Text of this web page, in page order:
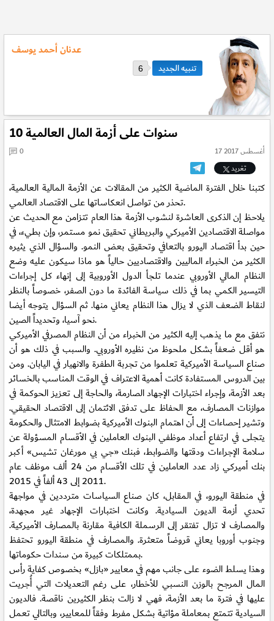
عدنان أحمد يوسف
6
10 سنوات على أزمة المال العالمية
17 أغسطس 2017
0
تغريد
كتبنا خلال الفترة الماضية الكثير من المقالات عن الأزمة المالية العالمية،
تحذر من تواصل انعكاساتها على الاقتصاد العالمي.
يلاحظ إن الذكرى العاشرة لنشوب الأزمة هذا العام تتزامن مع الحديث عن
مواصلة الاقتصادين الأميركي والبريطاني تحقيق نمو مستمر، وإن بطيء، في
حين بدأ اقتصاد اليورو بالتعافي وتحقيق بعض النمو. والسؤال الذي يثيره
الكثير من الخبراء الماليين والاقتصاديين حالياً هو ماذا سيكون عليه وضع
النظام المالي الأوروبي عندما تلجأ الدول الأوروبية إلى إنهاء كل إجراءات
التيسير الكمي بما في ذلك سياسة الفائدة ما دون الصفر، خصوصاً بالنظر
لنقاط الضعف الذي لا يزال هذا النظام يعاني منها. ثم السؤال يتوجه أيضا
نحو آسيا، وتحديداً الصين.
نتفق مع ما يذهب إليه الكثير من الخبراء من أن النظام المصرفي الأميركي
هو أقل ضعفاً بشكل ملحوظ من نظيره الأوروبي. والسبب في ذلك هو أن
صناع السياسة الأميركية تعلموا من تجربة الطفرة والانهيار في اليابان. ومن
بين الدروس المستفادة كانت أهمية الاعتراف في الوقت المناسب بالخسائر
بعد الأزمة، وإجراء اختبارات الإجهاد الصارمة، والحاجة إلى تعزيز الحوكمة في
موازنات المصارف، مع الحفاظ على تدفق الائتمان إلى الاقتصاد الحقيقي.
وتشير إحصاءات إلى أن اهتمام البنوك الأميركية بضوابط الامتثال والحكومة
يتجلى في ارتفاع أعداد موظفي البنوك العاملين في الأقسام المسؤولة عن
سلامة الإجراءات ودقتها والضوابط، فبنك «جي بي مورغان تشيس» أكبر
بنك أميركي زاد عدد العاملين في تلك الأقسام من 24 ألف موظف عام
2011 إلى 43 ألفاً في 2015.
في منطقة اليورو، في المقابل، كان صناع السياسات مترددين في مواجهة
تحدي أزمة الديون السيادية. وكانت اختبارات الإجهاد غير مجهدة،
والمصارف لا تزال تفتقر إلى الرسملة الكافية مقارنة بالمصارف الأميركية.
وجنوب أوروبا يعاني قروضاً متعثرة. والمصارف في منطقة اليورو تحتفظ
بممتلكات كبيرة من سندات حكوماتها.
وهذا يسلط الضوء على جانب مهم في معايير «بازل» بخصوص كفاية رأس
المال المرجح بالوزن النسبي للأخطار، على رغم التعديلات التي أُجريت
عليها في فترة ما بعد الأزمة، فهي لا زالت بنظر الكثيرين ناقصة. فالديون
السيادية تتمتع بمعاملة مؤاتية بشكل مفرط وفقاً للمعايير، وبالتالي تعمل